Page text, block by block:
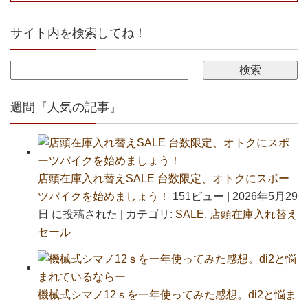
サイト内を検索してね！
週間『人気の記事』
店頭在庫入れ替えSALE 台数限定、オトクにスポー
ツバイクを始めましょう！
151ビュー
2026年5月29
日 に投稿された
カテゴリ: SALE, 店頭在庫入れ替え
セール
機械式シマノ12ｓを一年使ってみた感想。di2と悩ま